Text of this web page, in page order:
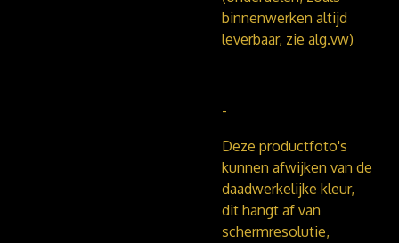
binnenwerken altijd
leverbaar, zie alg.vw)
-
Deze productfoto's
kunnen afwijken van de
daadwerkelijke kleur,
dit hangt af van
schermresolutie,